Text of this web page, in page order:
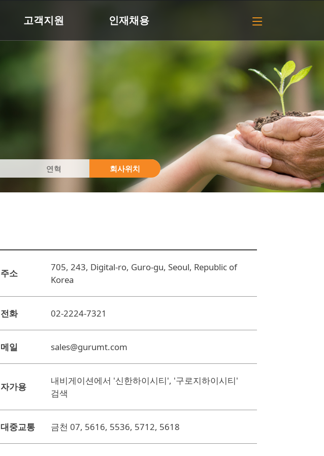
고객지원 인재채용
연혁 회사위치
주소
705, 243, Digital-ro, Guro-gu, Seoul, Republic of
Korea
전화 02-2224-7321
메일 sales@gurumt.com
자가용
내비게이션에서 '신한하이시티', '구로지하이시티'
검색
대중교통 금천 07, 5616, 5536, 5712, 5618